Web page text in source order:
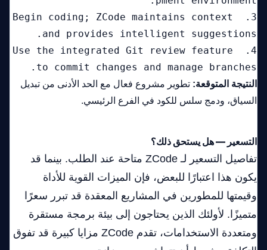
3. Begin coding; ZCode maintains context
4. Use the integrated Git review feature
to commit changes and manage branches.
النتيجة المتوقعة: تطوير مشروع فعال مع الحد الأدنى من تبديل
السياق، ودمج سلس للكود في الفرع الرئيسي.
التسعير — هل يستحق ذلك؟
تفاصيل التسعير لـ ZCode متاحة عند الطلب. بينما قد
يكون هذا اعتبارًا للبعض، فإن الميزات القوية للأداة
وقيمتها للمطورين في المشاريع المعقدة قد تبرر سعرًا
متميزًا. لأولئك الذين يحتاجون إلى بيئة برمجة مستقرة
ومتعددة الاستخدامات، تقدم ZCode مزايا كبيرة قد تفوق